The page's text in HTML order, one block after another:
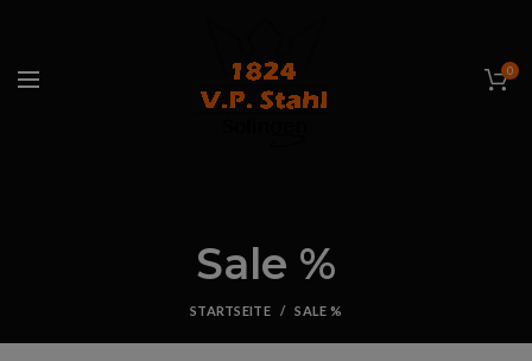
0
Sale %
STARTSEITE SALE %